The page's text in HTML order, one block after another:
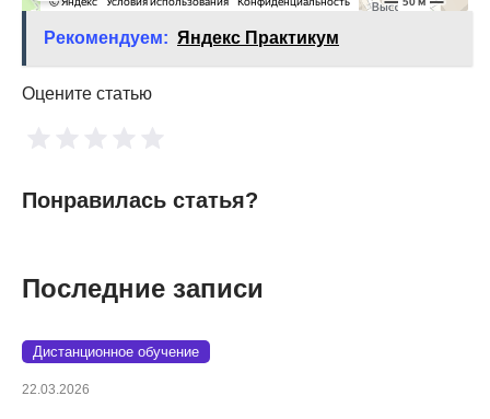
Рекомендуем: Яндекс Практикум
Оцените статью
Понравилась статья?
Последние записи
Дистанционное обучение
22.03.2026